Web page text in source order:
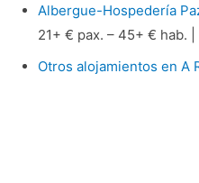
Albergue-Hospedería
21+ € pax. – 45+ € hab. |
Otros alojamientos en A